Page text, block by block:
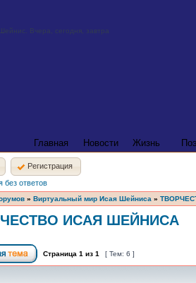
Главная Новости Жизнь
Регистрация
без ответов
» Виртуальный мир Исая Шейниса »
ИСАЯ ШЕЙНИСА
Страница 1 из 1 [ Тем: 6 ]